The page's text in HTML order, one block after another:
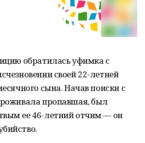
обратилась уфимка с
своей 22-летней
сына. Начав поиски с
пропавшая, был
ее 46-летний отчим — он